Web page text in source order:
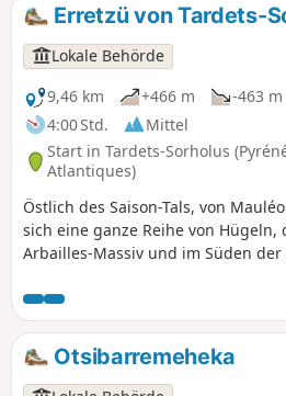
Erretzü von Tardets-
Lokale Behörde
9,46 km
+466 m
-463 m
4:00 Std.
Mittel
Start in Tardets-Sorholus
Atlantiques)
Östlich des Saison-Tals, von
sich eine ganze Reihe von Hügeln,
Arbailles-Massiv und im Süden
überragt wird. Der Gipfel von
äußersten Punkt dieser Kette.
atemberaubenden Ausblick auf die
der Haute-Soule. Die Route ist sehr
verläuft zunächst im Unterholz
Otsibarremeheka